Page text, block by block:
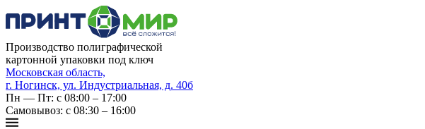
Производство полиграфической
картонной упаковки под ключ
Московская область,
г. Ногинск, ул. Индустриальная, д. 40б
Пн — Пт: с 08:00 – 17:00
Самовывоз: с 08:30 – 16:00